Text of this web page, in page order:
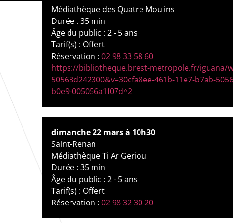
Médiathèque des Quatre Moulins
Durée : 35 min
Âge du public : 2 - 5 ans
Tarif(s) : Offert
Réservation :02 98 33 58 60
https://bibliotheque.brest-metropole.fr/iguana/
50568d242300&v=30cfa8ee-461b-11e7-b7ab-
b0e9-005056a1f07d^2
dimanche 22 mars à 10h30
Saint-Renan
Médiathèque Ti Ar Geriou
Durée : 35 min
Âge du public : 2 - 5 ans
Tarif(s) : Offert
Réservation :02 98 32 30 20